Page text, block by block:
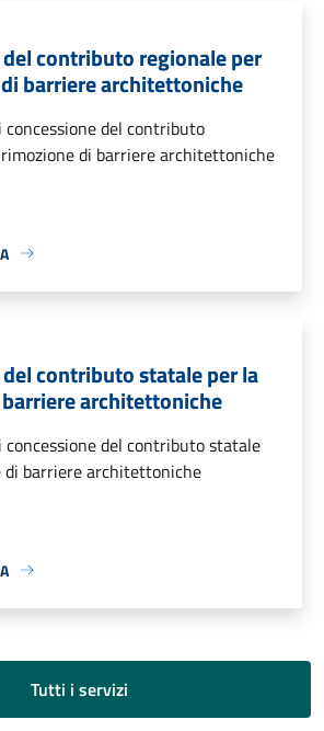
del contributo regionale per
barriere architettoniche
concessione del contributo
di barriere architettoniche
contributo statale per la
architettoniche
concessione del contributo statale
di barriere architettoniche
Tutti i servizi